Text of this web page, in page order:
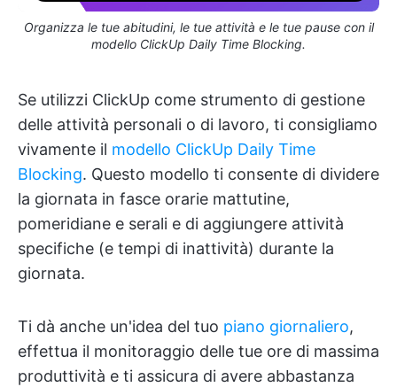
Organizza le tue abitudini, le tue attività e le tue pause con il
modello ClickUp Daily Time Blocking.
Se utilizzi ClickUp come strumento di gestione
delle attività personali o di lavoro, ti consigliamo
vivamente il modello ClickUp Daily Time
Blocking. Questo modello ti consente di dividere
la giornata in fasce orarie mattutine,
pomeridiane e serali e di aggiungere attività
specifiche (e tempi di inattività) durante la
giornata.
Ti dà anche un'idea del tuo piano giornaliero,
effettua il monitoraggio delle tue ore di massima
produttività e ti assicura di avere abbastanza